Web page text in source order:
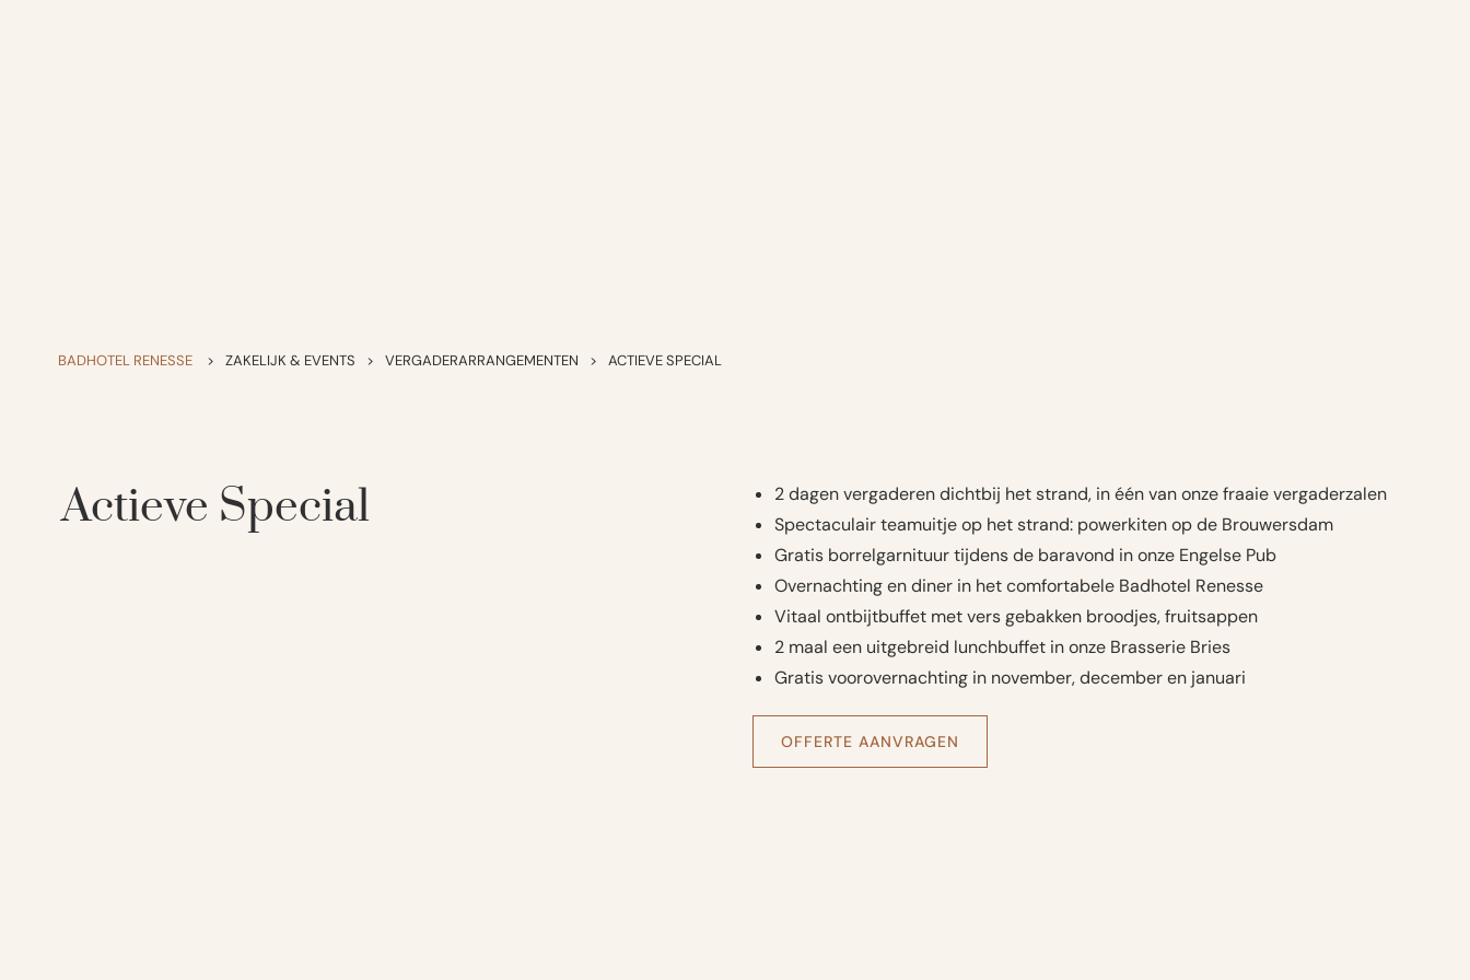
BADHOTEL RENESSE > ZAKELIJK & EVENTS > VERGADERARRANGEMENTEN > ACTIEVE SPECIAL
Actieve Special
2 dagen vergaderen dichtbij het strand, in één van onze fraaie vergaderzalen
Spectaculair teamuitje op het strand: powerkiten op de Brouwersdam
Gratis borrelgarnituur tijdens de baravond in onze Engelse Pub
Overnachting en diner in het comfortabele Badhotel Renesse
Vitaal ontbijtbuffet met vers gebakken broodjes, fruitsappen
2 maal een uitgebreid lunchbuffet in onze Brasserie Bries
Gratis voorovernachting in november, december en januari
OFFERTE AANVRAGEN